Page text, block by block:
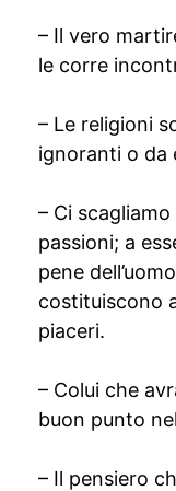
– Il vero
le corre
– Le religioni
ignoranti o da
– Ci
passioni; a
pene
costituiscono
piaceri.
– Colui che
buon punto
– Il pensiero